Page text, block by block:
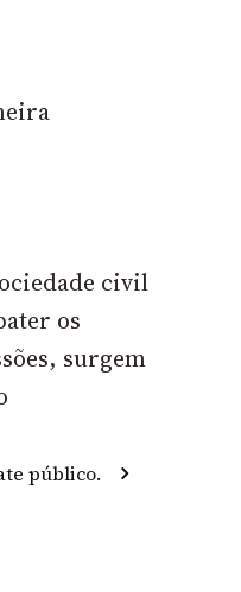
civil
os
surgem
público.